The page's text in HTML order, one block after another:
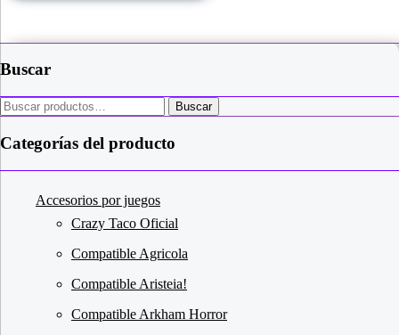
Buscar
Buscar
por:
Buscar
Categorías del producto
Accesorios por juegos
Crazy Taco Oficial
Compatible Agricola
Compatible Aristeia!
Compatible Arkham Horror